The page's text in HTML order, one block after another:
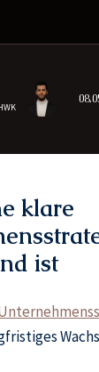
klare
ist